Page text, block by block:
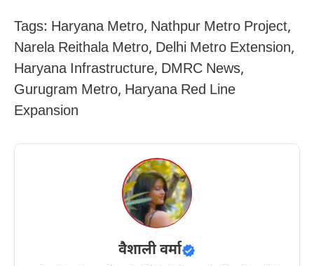
Tags: Haryana Metro, Nathpur Metro Project,
Narela Reithala Metro, Delhi Metro Extension,
Haryana Infrastructure, DMRC News,
Gurugram Metro, Haryana Red Line
Expansion
वैशाली वर्मा